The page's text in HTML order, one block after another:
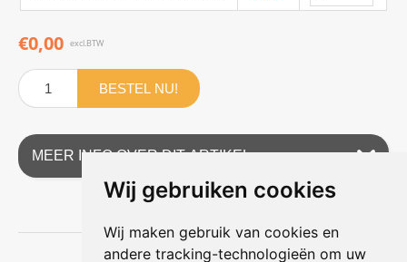
Wij gebruiken cookies
Wij maken gebruik van cookies en
andere tracking-technologieën om uw
€0,00 excl.BTW
BESTEL NU!
MEER INFO OVER DIT ARTIKEL